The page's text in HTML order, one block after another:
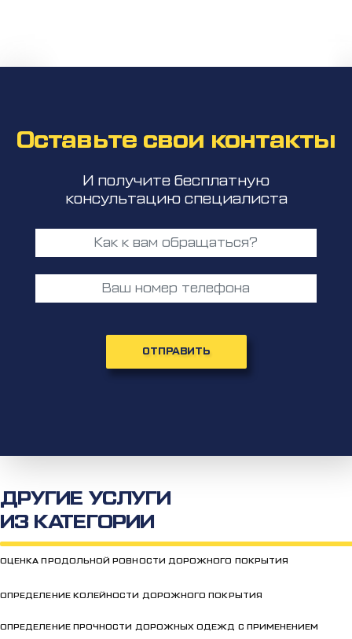
Оставьте свои контакты
И получите бесплатную
консультацию специалиста
ОТПРАВИТЬ
ДРУГИЕ УСЛУГИ
ИЗ КАТЕГОРИИ
ОЦЕНКА ПРОДОЛЬНОЙ РОВНОСТИ ДОРОЖНОГО ПОКРЫТИЯ
ОПРЕДЕЛЕНИЕ КОЛЕЙНОСТИ ДОРОЖНОГО ПОКРЫТИЯ
ОПРЕДЕЛЕНИЕ ПРОЧНОСТИ ДОРОЖНЫХ ОДЕЖД С ПРИМЕНЕНИЕМ